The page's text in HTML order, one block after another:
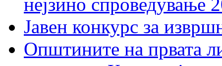
нејзино спроведување
Јавен конкурс за
Општините на првата